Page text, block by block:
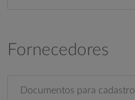
Fornecedores
Documentos para cadastro